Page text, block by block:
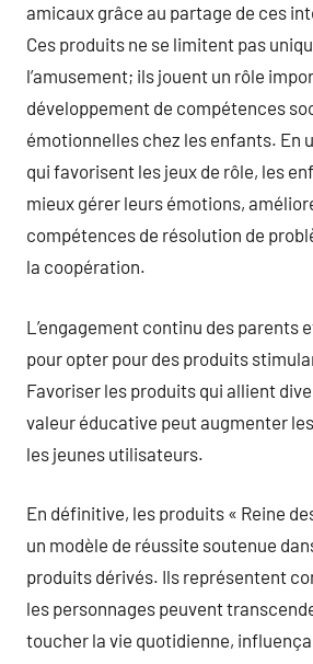
amicaux grâce au partage de ces
Ces produits ne se limitent pas
l’amusement; ils jouent un rôle
développement de compétences
émotionnelles chez les enfants. En
qui favorisent les jeux de rôle, les
mieux gérer leurs émotions,
compétences de résolution de
la coopération.
L’engagement continu des parents
pour opter pour des produits
Favoriser les produits qui allient
valeur éducative peut augmenter
les jeunes utilisateurs.
En définitive, les produits « Reine
un modèle de réussite soutenue
produits dérivés. Ils représentent
les personnages peuvent
toucher la vie quotidienne,